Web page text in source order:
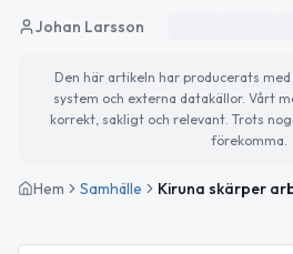
Johan Larsson
Den här artikeln har producerats
system och externa datakällor. Vårt
korrekt, sakligt och relevant. Trots
förekomma.
Hem Samhälle